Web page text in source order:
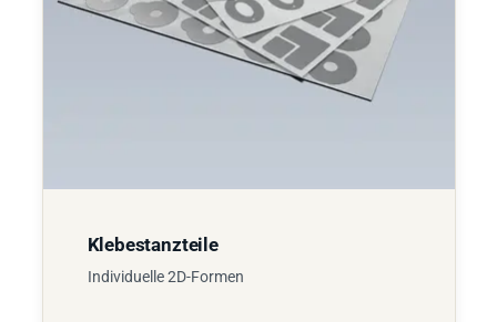
Klebestanzteile
Individuelle 2D-Formen